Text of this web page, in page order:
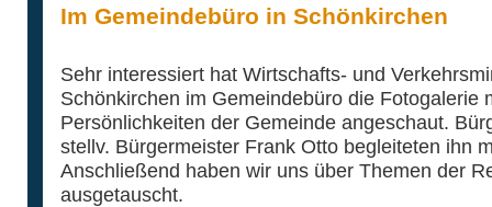
Im Gemeindebüro in Schönkirchen
Sehr interessiert hat Wirtschafts- und
Schönkirchen im Gemeindebüro die Fotogalerie
Persönlichkeiten der Gemeinde angeschaut.
stellv. Bürgermeister Frank Otto begleiteten ihn
Anschließend haben wir uns über Themen der
ausgetauscht.